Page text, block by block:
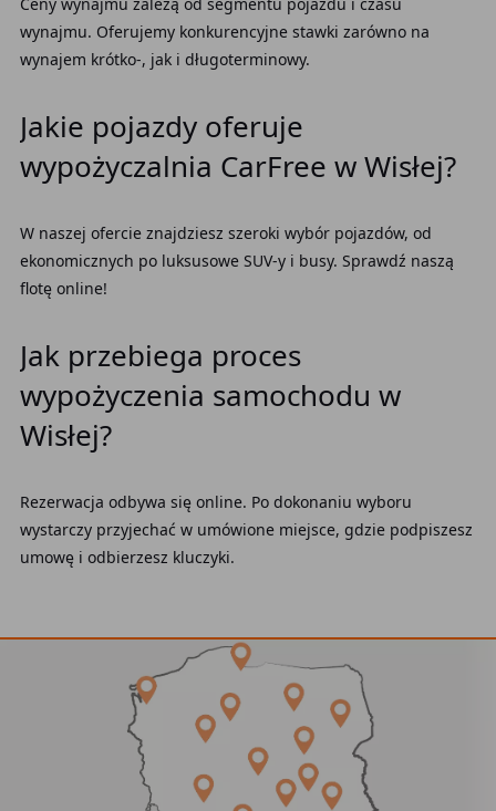
wynajmu. Oferujemy konkurencyjne stawki zarówno na
wynajem krótko-, jak i długoterminowy.
Jakie pojazdy oferuje
wypożyczalnia CarFree w Wisłej?
W naszej ofercie znajdziesz szeroki wybór pojazdów, od
ekonomicznych po luksusowe SUV-y i busy. Sprawdź naszą
flotę online!
Jak przebiega proces
wypożyczenia samochodu w
Wisłej?
Rezerwacja odbywa się online. Po dokonaniu wyboru
wystarczy przyjechać w umówione miejsce, gdzie podpiszesz
umowę i odbierzesz kluczyki.